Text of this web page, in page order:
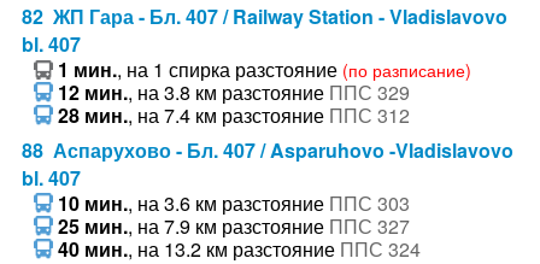
82 ЖП Гара - Бл. 407 / Railway Station - Vladislavovo
bl. 407
1 мин., на 1 спирка разстояние (по разписание)
12 мин., на 3.8 км разстояние ППС 329
28 мин., на 7.4 км разстояние ППС 312
88 Аспарухово - Бл. 407 / Asparuhovo -Vladislavovo
bl. 407
10 мин., на 3.6 км разстояние ППС 303
25 мин., на 7.9 км разстояние ППС 327
40 мин., на 13.2 км разстояние ППС 324